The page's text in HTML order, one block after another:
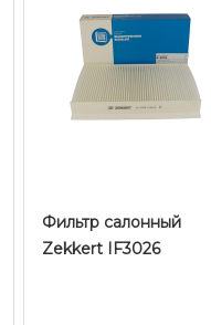
Фильтр салонный
Zekkert IF3026